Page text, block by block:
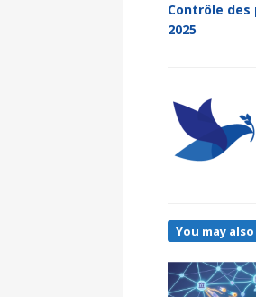
Contrôle des
2025
You may